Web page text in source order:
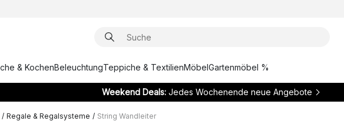
& KochenBeleuchtungTeppiche & TextilienMöbelGartenmöbel %
Weekend Deals:Jedes Wochenende neue Angebote
/ Regale & Regalsysteme / String Wandleiter